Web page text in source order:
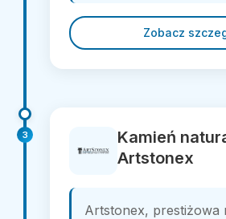
Zobacz
3
Kamień
Artstonex
Artstonex, prestiżowa